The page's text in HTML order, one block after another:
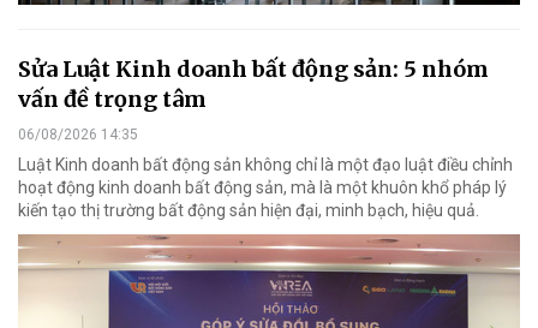
Sửa Luật Kinh doanh bất động sản: 5 nhóm
vấn đề trọng tâm
06/08/2026 14:35
Luật Kinh doanh bất động sản không chỉ là một đạo luật điều chỉnh
hoạt động kinh doanh bất động sản, mà là một khuôn khổ pháp lý
kiến tạo thị trường bất động sản hiện đại, minh bạch, hiệu quả.